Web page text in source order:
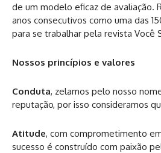
de um modelo eficaz de avaliação.
anos consecutivos como uma das
para se trabalhar pela revista Você
Nossos princípios e valores
Conduta, zelamos pelo nosso
reputação, por isso consideramos
Atitude, com comprometimento
sucesso é construído com paixão